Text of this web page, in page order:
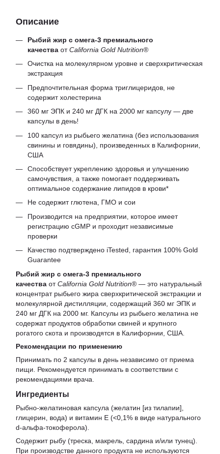
Описание
Рыбий жир с омега-3 премиального
качества отCalifornia Gold Nutrition®
Очистка на молекулярном уровне и сверхкритическая
экстракция
Предпочтительная форма триглицеридов, не
содержит холестерина
360 мг ЭПК и 240 мг ДГК на 2000 мг капсулу — две
капсулы в день!
100 капсул из рыбьего желатина (без использования
свинины и говядины), произведенных в Калифорнии,
США
Способствует укреплению здоровья и улучшению
самочувствия, а также помогает поддерживать
оптимальное содержание липидов в крови*
Не содержит глютена, ГМО и сои
Производится на предприятии, которое имеет
регистрацию cGMP и проходит независимые
проверки
Качество подтверждено iTested, гарантия 100% Gold
Guarantee
Рыбий жир с омега-3 премиального
качества отCalifornia Gold Nutrition® — это натуральный
концентрат рыбьего жира сверхкритической экстракции и
молекулярной дистилляции, содержащий 360 мг ЭПК и
240 мг ДГК на 2000 мг. Капсулы из рыбьего желатина не
содержат продуктов обработки свиней и крупного
рогатого скота и производятся в Калифорнии, США.
Рекомендации по применению
Принимать по 2 капсулы в день независимо от приема
пищи. Рекомендуется принимать в соответствии с
рекомендациями врача.
Ингредиенты
Рыбно-желатиновая капсула (желатин [из тилапии],
глицерин, вода) и витамин E (<0,1% в виде натурального
d-альфа-токоферола).
Содержит рыбу (треска, макрель, сардина и/или тунец).
При производстве данного продукта не используются